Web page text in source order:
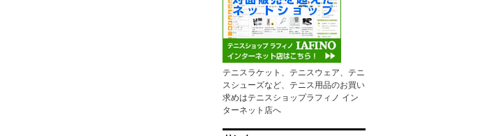
テニスラケット、テニスウェア、テニ
スシューズなど、テニス用品のお買い
求めはテニスショップラフィノ イン
ターネット店へ